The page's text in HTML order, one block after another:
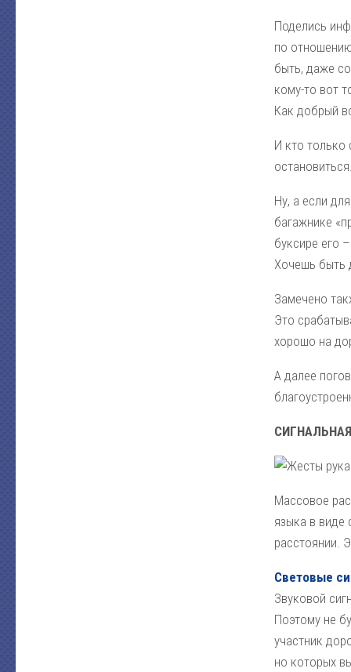
Поделись
по
быть, даже
кому-то вот
Как добрый
И кто только
Ну, а если
багажнике
буксире его
Хочешь быть
Замечено
Это
хорошо на
А далее
Массовое
языка в виде
расстоянии.
Световые
Звуковой
Поэтому не
участник
но которых